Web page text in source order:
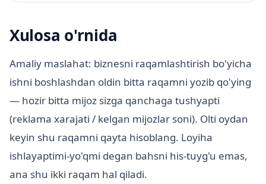
Xulosa o'rnida
Amaliy maslahat: biznesni raqamlashtirish bo'yicha
ishni boshlashdan oldin bitta raqamni yozib qo'ying
— hozir bitta mijoz sizga qanchaga tushyapti
(reklama xarajati / kelgan mijozlar soni). Olti oydan
keyin shu raqamni qayta hisoblang. Loyiha
ishlayaptimi-yo'qmi degan bahsni his-tuyg'u emas,
ana shu ikki raqam hal qiladi.